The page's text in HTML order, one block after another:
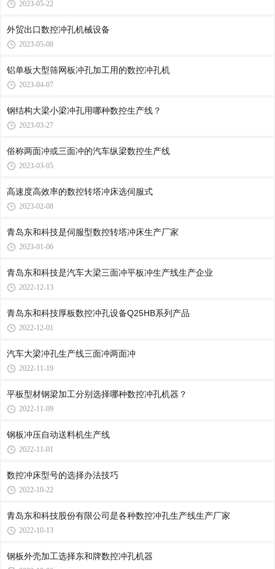
2023-05-22
外贸出口数控冲孔机械设备
2023-05-08
铝单板大型筛网板冲孔加工用的数控冲孔机
2023-04-07
钢结构大梁小梁冲孔用哪种数控生产线？
2023-03-27
俗称两面冲或三面冲的汽车纵梁数控生产线
2023-03-05
高速度高效率的数控转塔冲床选伺服式
2023-02-08
青岛东和科技是伺服型数控转塔冲床生产厂家
2023-01-06
青岛东和科技是汽车大梁三面冲平板冲生产线生产企业
2022-12-13
青岛东和科技厚板数控冲孔设备Q25HB系列产品
2022-12-01
汽车大梁冲孔生产线三面冲两面冲
2022-11-19
平板型材钢梁加工分别选择哪种数控冲孔机器？
2022-11-09
钢板冲压自动送料机生产线
2022-11-01
数控冲床型号的选择办法技巧
2022-10-22
青岛东和科技股份有限公司是各种数控冲孔生产线生产厂家
2022-10-13
钢板外壳加工选择东和牌数控冲孔机器